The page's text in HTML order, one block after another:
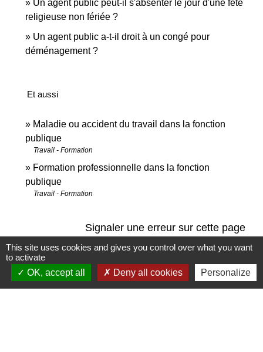
Un agent public peut-il s'absenter le jour d'une fête
religieuse non fériée ?
Un agent public a-t-il droit à un congé pour
déménagement ?
Et aussi
Maladie ou accident du travail dans la fonction
publique
Travail - Formation
Formation professionnelle dans la fonction
publique
Travail - Formation
Signaler une erreur sur cette page
This site uses cookies and gives you control over what you want
to activate
OK, accept all
Deny all cookies Personalize